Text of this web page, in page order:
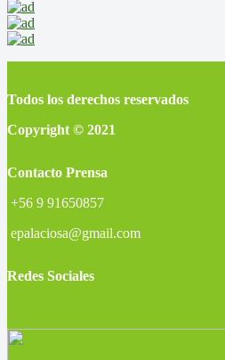
Todos los derechos reservados
Copyright © 2021
Contacto Prensa
+56 9 91650857
epalaciosa@gmail.com
Redes Sociales